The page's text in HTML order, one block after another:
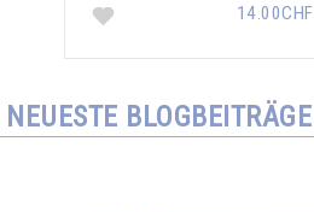
14.00CHF
NEUESTE BLOGBEITRÄGE